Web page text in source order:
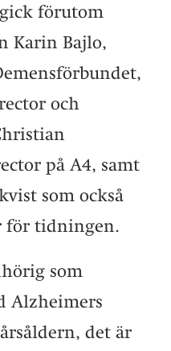
förutom
Karin Bajlo,
och
på A4, samt
som också
för tidningen.
som
Alzheimers
det är